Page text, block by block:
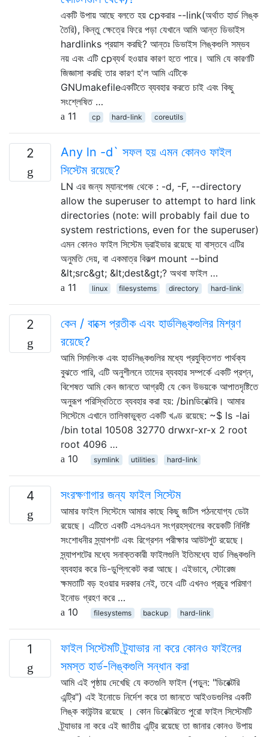
একটি উপায় আছে বলতে হয় cpকরার --link(অর্থাত হার্ড লিঙ্ক
তৈরি), কিন্তু ক্ষেত্রে ফিরে পড়া যেখানে আমি আন্ত ডিভাইস
hardlinks প্রয়াস করছি? আন্তঃ ডিভাইস লিঙ্কগুলি সম্ভব
নয় এবং এটি cpব্যর্থ হওয়ার কারণ হতে পারে। আমি যে কারণটি
জিজ্ঞাসা করছি তার কারণ হ'ল আমি এটিকে
GNUmakefileএকটিতে ব্যবহার করতে চাই এবং কিছু
সংশ্লেষিত …
11
cp hard-link coreutils
2
Any ln -d` সফল হয় এমন কোনও ফাইল
সিস্টেম রয়েছে?
LN এর জন্য ম্যানপেজ থেকে : -d, -F, --directory
allow the superuser to attempt to hard link
directories (note: will probably fail due to
system restrictions, even for the superuser)
এমন কোনও ফাইল সিস্টেম ড্রাইভার রয়েছে যা বাস্তবে এটির
অনুমতি দেয়, বা একমাত্র বিকল্প mount --bind
&lt;src&gt; &lt;dest&gt;? অথবা ফাইল …
11
linux filesystems directory hard-link
2
কেন / বাক্সে প্রতীক এবং হার্ডলিঙ্কগুলির মিশ্রণ
রয়েছে?
আমি সিমলিংক এবং হার্ডলিঙ্কগুলির মধ্যে প্রযুক্তিগত পার্থক্য
বুঝতে পারি, এটি অনুশীলনে তাদের ব্যবহার সম্পর্কে একটি প্রশ্ন,
বিশেষত আমি কেন জানতে আগ্রহী যে কেন উভয়কে আপাতদৃষ্টিতে
অনুরূপ পরিস্থিতিতে ব্যবহার করা হয়: /binডিরেক্টরি। আমার
সিস্টেমে এখানে তালিকাভুক্ত একটি খণ্ড রয়েছে: ~$ ls -lai
/bin total 10508 32770 drwxr-xr-x 2 root
root 4096 …
10
symlink utilities hard-link
4 সংরক্ষণাগার জন্য ফাইল সিস্টেম
আমার ফাইল সিস্টেমে আমার কাছে কিছু জটিল পঠনযোগ্য ডেটা
রয়েছে। এটিতে একটি এসএনএন সংগ্রহস্থলের কয়েকটি নির্দিষ্ট
সংশোধনীর স্ন্যাপশট এবং রিগ্রেশন পরীক্ষার আউটপুট রয়েছে।
স্ন্যাপশটের মধ্যে সনাক্তকারী ফাইলগুলি ইতিমধ্যে হার্ড লিঙ্কগুলি
ব্যবহার করে ডি-ডুপ্লিকেট করা আছে। এইভাবে, স্টোরেজ
ক্ষমতাটি বড় হওয়ার দরকার নেই, তবে এটি এখনও প্রচুর পরিমাণ
ইনোড গ্রহণ করে …
10
filesystems backup hard-link
1
ফাইল সিস্টেমটি ট্র্যাভার না করে কোনও ফাইলের
সমস্ত হার্ড-লিঙ্কগুলি সন্ধান করা
আমি এই পৃষ্ঠায় দেখেছি যে কতগুলি ফাইল (পড়ুন: "ডিরেক্টরি
এন্ট্রি") এই ইনোডে নির্দেশ করে তা জানতে আইওডগুলির একটি
লিঙ্ক কাউন্টার রয়েছে । কোন ডিরেক্টরিতে পুরো ফাইল সিস্টেমটি
ট্র্যাভার না করে এই জাতীয় এন্ট্রি রয়েছে তা জানার কোনও উপায়